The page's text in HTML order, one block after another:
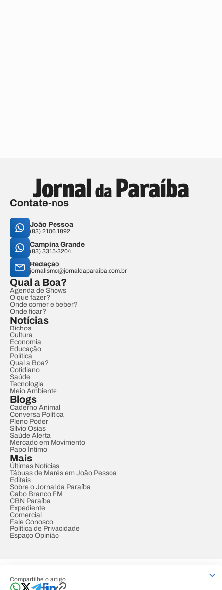
Compartilhe o artigo
Contate-nos
João Pessoa
(83) 2106.1892
Campina Grande
(83) 3315-3204
Redação
jornalismo@jornaldaparaiba.com.br
Qual a Boa?
Agenda de Shows
O que fazer?
Onde comer e beber?
Onde ficar?
Notícias
Bichos
Cultura
Economia
Educação
Política
Qual a Boa?
Cotidiano
Saúde
Tecnologia
Meio Ambiente
Blogs
Caderno Animal
Conversa Política
Pleno Poder
Sílvio Osias
Saúde Alerta
Mercado em Movimento
Papo Íntimo
Mais
Últimas Notícias
Tábuas de Marés em João Pessoa
Editais
Sobre o Jornal da Paraíba
Cabo Branco FM
CBN Paraíba
Expediente
Comercial
Fale Conosco
Política de Privacidade
Espaço Opinião